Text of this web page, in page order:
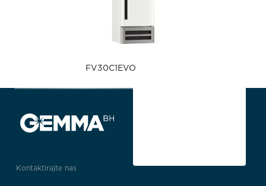
FV30C1EVO
Kontaktirajte nas